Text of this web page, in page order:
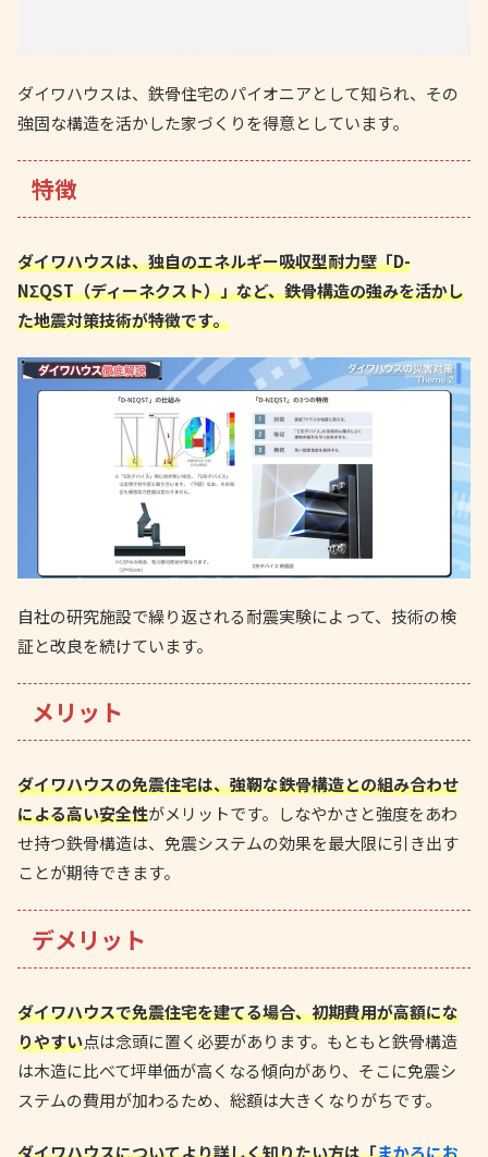
ダイワハウスは、鉄骨住宅のパイオニアとして知られ、その
強固な構造を活かした家づくりを得意としています。
特徴
ダイワハウスは、独自のエネルギー吸収型耐力壁「D-
NΣQST（ディーネクスト）」など、鉄骨構造の強みを活かし
た地震対策技術が特徴です。
自社の研究施設で繰り返される耐震実験によって、技術の検
証と改良を続けています。
メリット
ダイワハウスの免震住宅は、強靭な鉄骨構造との組み合わせ
による高い安全性がメリットです。しなやかさと強度をあわ
せ持つ鉄骨構造は、免震システムの効果を最大限に引き出す
ことが期待できます。
デメリット
ダイワハウスで免震住宅を建てる場合、初期費用が高額にな
りやすい点は念頭に置く必要があります。もともと鉄骨構造
は木造に比べて坪単価が高くなる傾向があり、そこに免震シ
ステムの費用が加わるため、総額は大きくなりがちです。
ダイワハウスについてより詳しく知りたい方は「まかろにお